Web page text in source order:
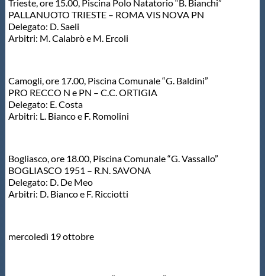
Trieste, ore 15.00, Piscina Polo Natatorio “B. Bianchi”
PALLANUOTO TRIESTE – ROMA VIS NOVA PN
Delegato: D. Saeli
Arbitri: M. Calabrò e M. Ercoli
Camogli, ore 17.00, Piscina Comunale “G. Baldini”
PRO RECCO N e PN – C.C. ORTIGIA
Delegato: E. Costa
Arbitri: L. Bianco e F. Romolini
Bogliasco, ore 18.00, Piscina Comunale “G. Vassallo”
BOGLIASCO 1951 – R.N. SAVONA
Delegato: D. De Meo
Arbitri: D. Bianco e F. Ricciotti
mercoledì 19 ottobre